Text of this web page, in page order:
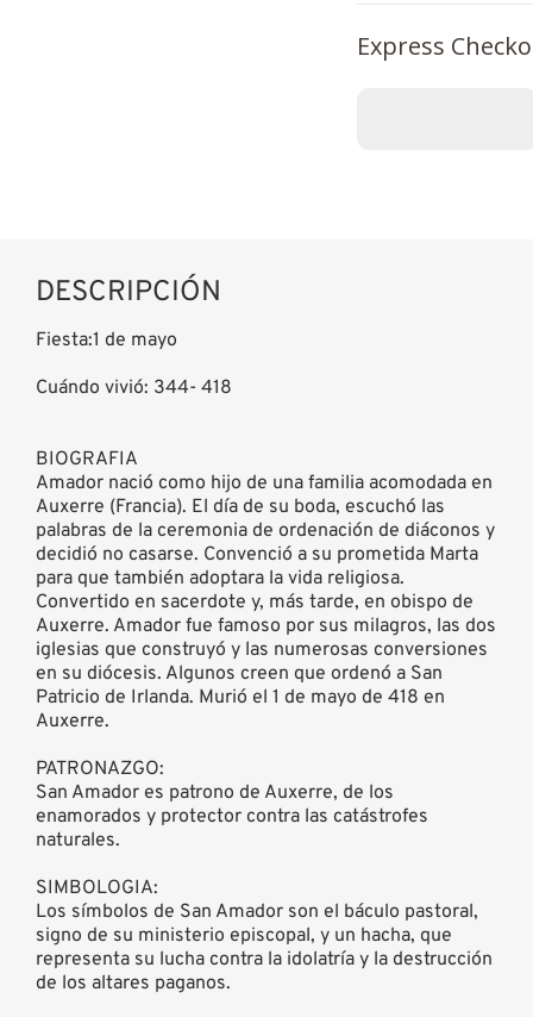
Express
DESCRIPCIÓN
Fiesta:1 de mayo
Cuándo vivió: 344- 418
BIOGRAFIA
Amador nació como hijo de una familia acomodada en
Auxerre (Francia). El día de su boda, escuchó las
palabras de la ceremonia de ordenación de diáconos y
decidió no casarse. Convenció a su prometida Marta
para que también adoptara la vida religiosa.
Convertido en sacerdote y, más tarde, en obispo de
Auxerre. Amador fue famoso por sus milagros, las dos
iglesias que construyó y las numerosas conversiones
en su diócesis. Algunos creen que ordenó a San
Patricio de Irlanda. Murió el 1 de mayo de 418 en
Auxerre.
PATRONAZGO:
San Amador es patrono de Auxerre, de los
enamorados y protector contra las catástrofes
naturales.
SIMBOLOGIA:
Los símbolos de San Amador son el báculo pastoral,
signo de su ministerio episcopal, y un hacha, que
representa su lucha contra la idolatría y la destrucción
de los altares paganos.